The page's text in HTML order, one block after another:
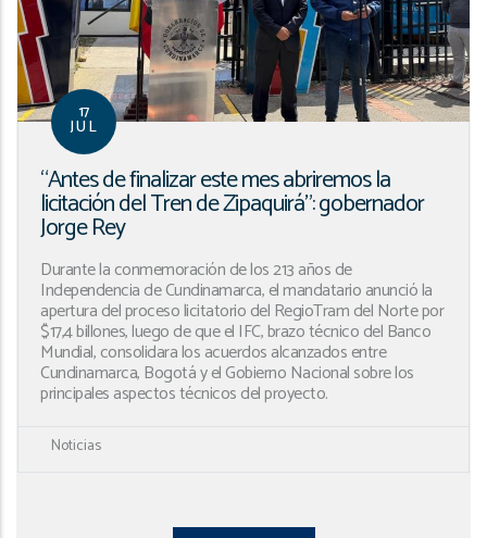
17
JUL
“Antes de finalizar este mes abriremos la
licitación del Tren de Zipaquirá”: gobernador
Jorge Rey
Durante la conmemoración de los 213 años de
Independencia de Cundinamarca, el mandatario anunció la
apertura del proceso licitatorio del RegioTram del Norte por
$17,4 billones, luego de que el IFC, brazo técnico del Banco
Mundial, consolidara los acuerdos alcanzados entre
Cundinamarca, Bogotá y el Gobierno Nacional sobre los
principales aspectos técnicos del proyecto.
Noticias